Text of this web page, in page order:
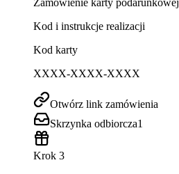
Kod i instrukcje realizacji
Kod karty
XXXX-XXXX-XXXX
Otwórz link zamówienia
Skrzynka odbiorcza1
Krok 3